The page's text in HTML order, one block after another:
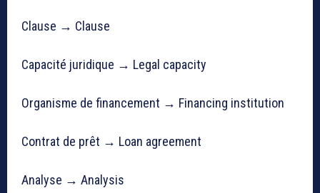
Clause → Clause
Capacité juridique → Legal capacity
Organisme de financement → Financing institution
Contrat de prêt → Loan agreement
Analyse → Analysis